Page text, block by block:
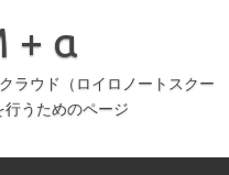
+ α
ラウド（ロイロノートスクー
行うためのページ